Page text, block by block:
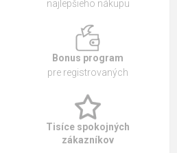
najlepšieho nákupu
Bonus program
pre registrovaných
Tisíce spokojných
zákazníkov